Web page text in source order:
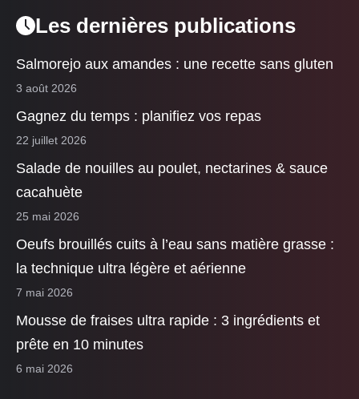
Les dernières publications
Salmorejo aux amandes : une recette sans gluten
3 août 2026
Gagnez du temps : planifiez vos repas
22 juillet 2026
Salade de nouilles au poulet, nectarines & sauce
cacahuète
25 mai 2026
Oeufs brouillés cuits à l’eau sans matière grasse :
la technique ultra légère et aérienne
7 mai 2026
Mousse de fraises ultra rapide : 3 ingrédients et
prête en 10 minutes
6 mai 2026